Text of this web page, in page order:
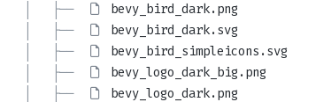
│   │   ├──
bevy_bird_dark.png
│   │   ├──
bevy_bird_dark.svg
│   │   ├──
bevy_bird_simpleicons.svg
│   │   ├──
bevy_logo_dark_big.png
│   │   ├──
bevy_logo_dark.png